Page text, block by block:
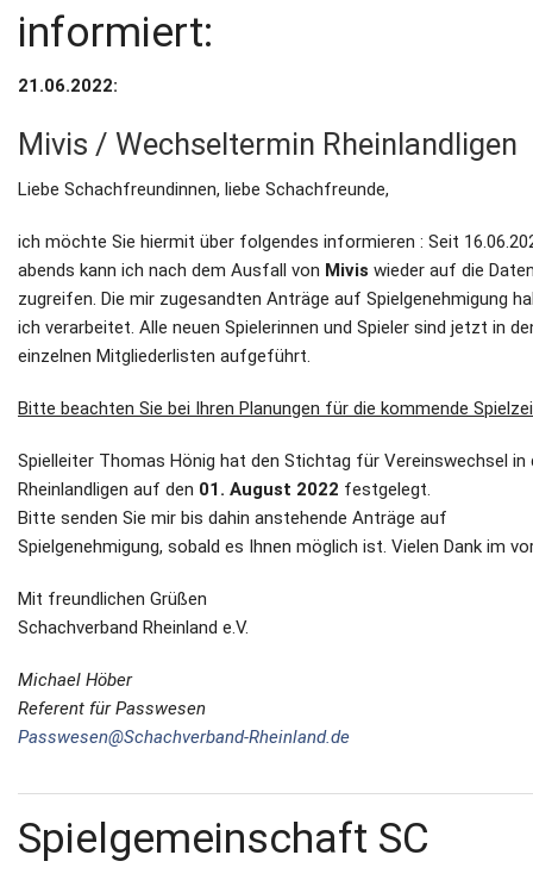
informiert:
21.06.2022:
Mivis / Wechseltermin Rheinlandligen
Liebe Schachfreundinnen, liebe Schachfreunde,
ich möchte Sie hiermit über folgendes informieren : Seit
abends kann ich nach dem Ausfall von Mivis wieder auf die
zugreifen. Die mir zugesandten Anträge auf Spielgenehmigung
ich verarbeitet. Alle neuen Spielerinnen und Spieler sind jetzt in
einzelnen Mitgliederlisten aufgeführt.
Bitte beachten Sie bei Ihren Planungen für die kommende
Spielleiter Thomas Hönig hat den Stichtag für Vereinswechsel in
Rheinlandligen auf den 01. August 2022 festgelegt.
Bitte senden Sie mir bis dahin anstehende Anträge auf
Spielgenehmigung, sobald es Ihnen möglich ist. Vielen Dank im
Mit freundlichen Grüßen
Schachverband Rheinland e.V.
Michael Höber
Referent für Passwesen
Passwesen@Schachverband-Rheinland.de
Spielgemeinschaft SC